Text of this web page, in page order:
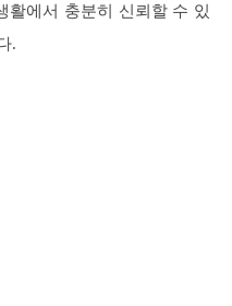
활에서 충분히 신뢰할 수 있
.